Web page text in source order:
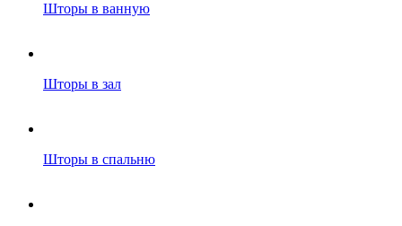
Шторы в ванную
Шторы в зал
Шторы в спальню